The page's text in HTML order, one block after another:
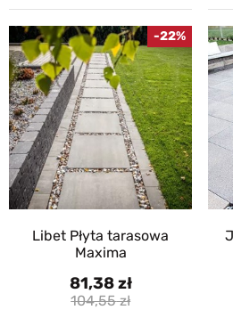
Libet Płyta tarasowa
Maxima
81,38
104,55
-22%